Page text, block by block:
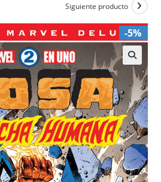
Siguiente producto
🔍
-5%